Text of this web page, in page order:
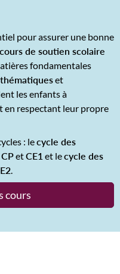
pour assurer une bonne
cours de soutien scolaire
fondamentales
et
les enfants à
en respectant leur propre
: lecycle des
etCE1 et lecycle des
.
cours